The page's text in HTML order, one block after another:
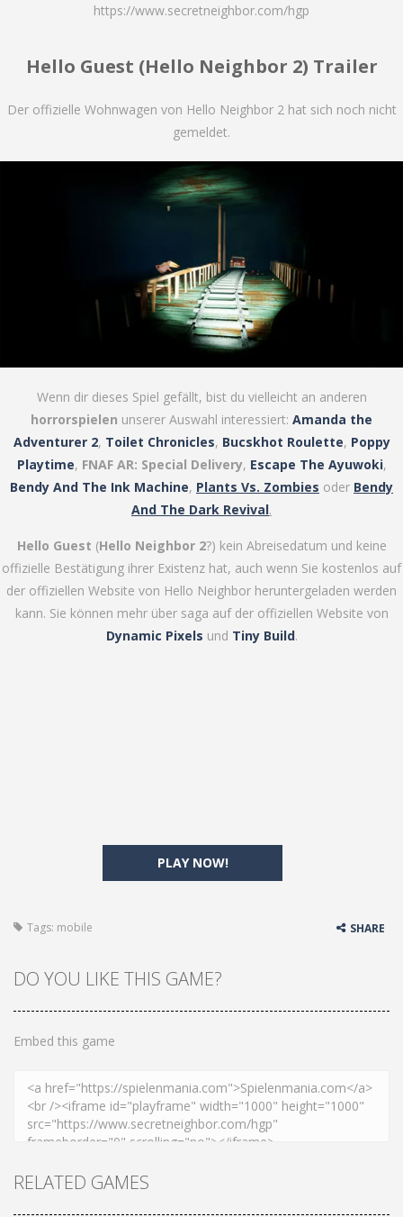
PLAY NOW!
https://www.secretneighbor.com/hgp
Hello Guest (Hello Neighbor 2) Trailer
Der offizielle Wohnwagen von Hello Neighbor 2 hat sich noch nicht
gemeldet.
Wenn dir dieses Spiel gefällt, bist du vielleicht an anderen
horrorspielen unserer Auswahl interessiert: Amanda the
Adventurer 2, Toilet Chronicles, Bucskhot Roulette, Poppy
Playtime, FNAF AR: Special Delivery, Escape The Ayuwoki,
Bendy And The Ink Machine, Plants Vs. Zombies oder Bendy
And The Dark Revival.
Hello Guest (Hello Neighbor 2?) kein Abreisedatum und keine
offizielle Bestätigung ihrer Existenz hat, auch wenn Sie kostenlos auf
der offiziellen Website von Hello Neighbor heruntergeladen werden
kann. Sie können mehr über saga auf der offiziellen Website von
Dynamic Pixels und Tiny Build.
Tags: mobile SHARE
DO YOU LIKE THIS GAME?
Embed this game
RELATED GAMES